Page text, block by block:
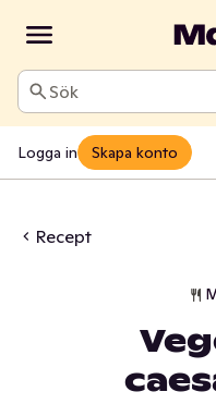
Sök
Logga in Skapa konto
Recept